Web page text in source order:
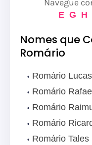
Navegue
E G H
Nomes que
Romário
Romário Lucas
Romário Rafael
Romário
Romário
Romário Tales